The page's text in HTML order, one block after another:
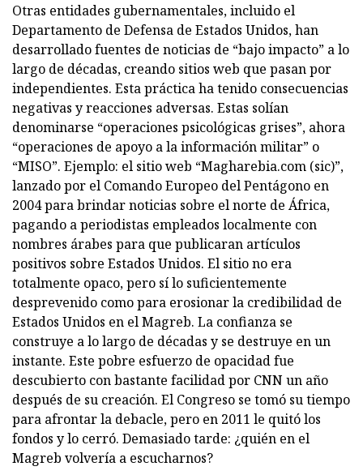
Otras entidades gubernamentales, incluido el
Departamento de Defensa de Estados Unidos, han
desarrollado fuentes de noticias de “bajo impacto” a lo
largo de décadas, creando sitios web que pasan por
independientes. Esta práctica ha tenido consecuencias
negativas y reacciones adversas. Estas solían
denominarse “operaciones psicológicas grises”, ahora
“operaciones de apoyo a la información militar” o
“MISO”. Ejemplo: el sitio web “Magharebia.com (sic)”,
lanzado por el Comando Europeo del Pentágono en
2004 para brindar noticias sobre el norte de África,
pagando a periodistas empleados localmente con
nombres árabes para que publicaran artículos
positivos sobre Estados Unidos. El sitio no era
totalmente opaco, pero sí lo suficientemente
desprevenido como para erosionar la credibilidad de
Estados Unidos en el Magreb. La confianza se
construye a lo largo de décadas y se destruye en un
instante. Este pobre esfuerzo de opacidad fue
descubierto con bastante facilidad por CNN un año
después de su creación. El Congreso se tomó su tiempo
para afrontar la debacle, pero en 2011 le quitó los
fondos y lo cerró. Demasiado tarde: ¿quién en el
Magreb volvería a escucharnos?